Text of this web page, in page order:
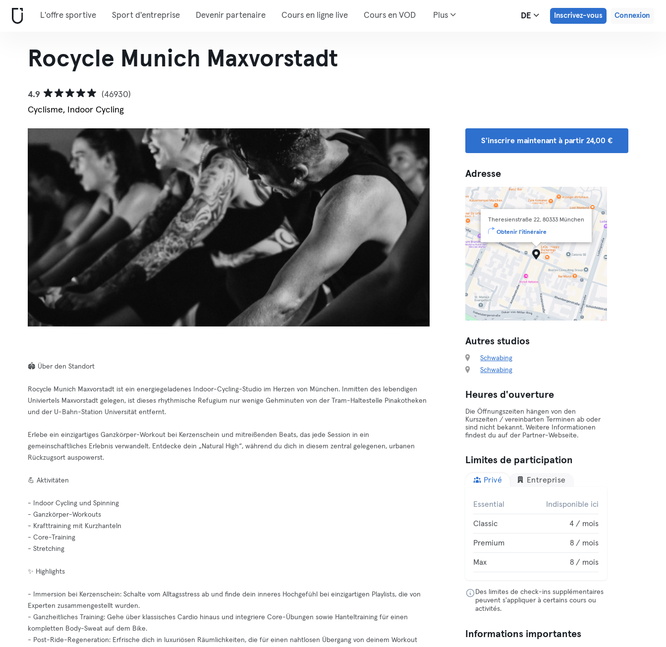
L'offre sportive Sport d'entreprise Devenir partenaire Cours en ligne live Cours en VOD Plus DE Inscrivez-vous Connexion
Rocycle Munich Maxvorstadt
4.9
(46930)
Cyclisme, Indoor Cycling
🏟️ Über den Standort
Rocycle Munich Maxvorstadt ist ein energiegeladenes Indoor-Cycling-Studio im Herzen von München. Inmitten des lebendigen
Univiertels Maxvorstadt gelegen, ist dieses rhythmische Refugium nur wenige Gehminuten von der Tram-Haltestelle Pinakotheken
und der U-Bahn-Station Universität entfernt.
Erlebe ein einzigartiges Ganzkörper-Workout bei Kerzenschein und mitreißenden Beats, das jede Session in ein
gemeinschaftliches Erlebnis verwandelt. Entdecke dein „Natural High“, während du dich in diesem zentral gelegenen, urbanen
Rückzugsort auspowerst.
💪 Aktivitäten
- Indoor Cycling und Spinning
- Ganzkörper-Workouts
- Krafttraining mit Kurzhanteln
- Core-Training
- Stretching
✨ Highlights
- Immersion bei Kerzenschein: Schalte vom Alltagsstress ab und finde dein inneres Hochgefühl bei einzigartigen Playlists, die von
Experten zusammengestellt wurden.
- Ganzheitliches Training: Gehe über klassisches Cardio hinaus und integriere Core-Übungen sowie Hanteltraining für einen
kompletten Body-Sweat auf dem Bike.
- Post-Ride-Regeneration: Erfrische dich in luxuriösen Räumlichkeiten, die für einen nahtlosen Übergang von deinem Workout
S'inscrire maintenant à partir 24,00 €
Adresse
Theresienstraße 22, 80333 München
Obtenir l'itinéraire
Autres studios
Schwabing
Schwabing
Heures d'ouverture
Die Öffnungszeiten hängen von den
Kurszeiten / vereinbarten Terminen ab oder
sind nicht bekannt. Weitere Informationen
findest du auf der Partner-Webseite.
Limites de participation
Privé Entreprise
Essential Indisponible ici
Classic 4 / mois
Premium 8 / mois
Max 8 / mois
Des limites de check-ins supplémentaires
peuvent s'appliquer à certains cours ou
activités.
Informations importantes